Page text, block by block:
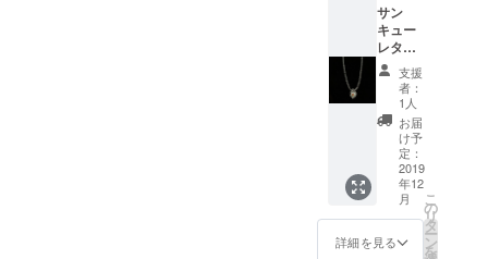
サン
キュー
レター
＋セレ
クトア
クセサ
リーor
クリエ
イター
様との
コラボ
商品ピ
ルケー
ス(画像
支援
者：
1人
お届
け予
定：
2019
年12
月
詳細を見る
こ
の
リ
タ
ー
ン
を